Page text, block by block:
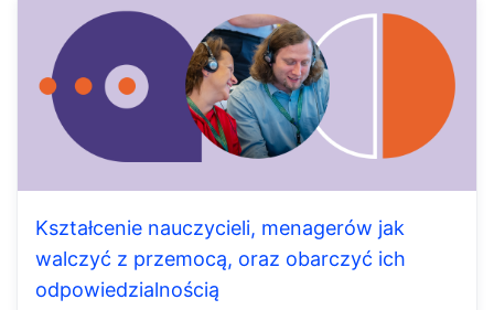
Kształcenie nauczycieli, menagerów jak
walczyć z przemocą, oraz obarczyć ich
odpowiedzialnością